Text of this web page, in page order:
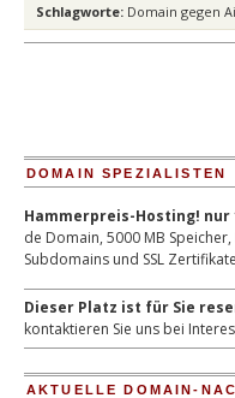
Schlagworte: Domain gegen
DOMAIN SPEZIALISTEN
Hammerpreis-Hosting! nur
de Domain, 5000 MB
Subdomains und SSL
Dieser Platz ist für Sie
kontaktieren Sie uns bei
AKTUELLE DOMAIN-